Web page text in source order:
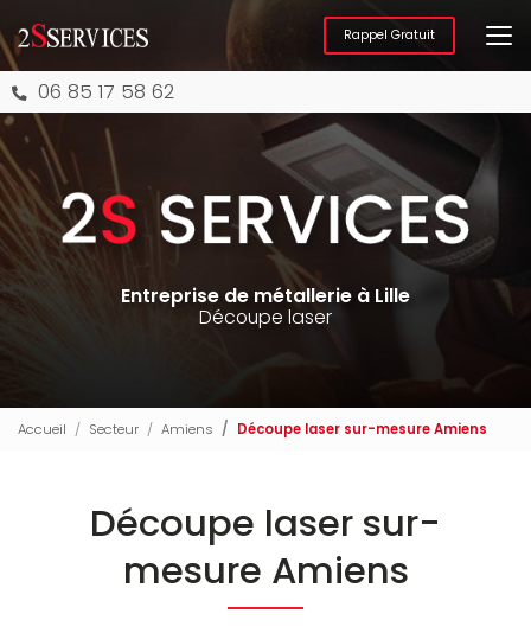
au
contenu
principal06 85 17 58 62
Rappel Gratuit
Entreprise de métallerie à Lille
Découpe laser
Accueil Secteur Amiens Découpe laser sur-mesure Amiens
Découpe laser sur-
mesure Amiens